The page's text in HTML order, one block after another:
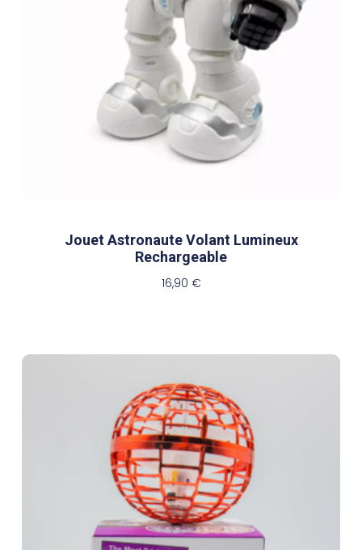
Jouet Astronaute Volant Lumineux
Rechargeable
16,90 €